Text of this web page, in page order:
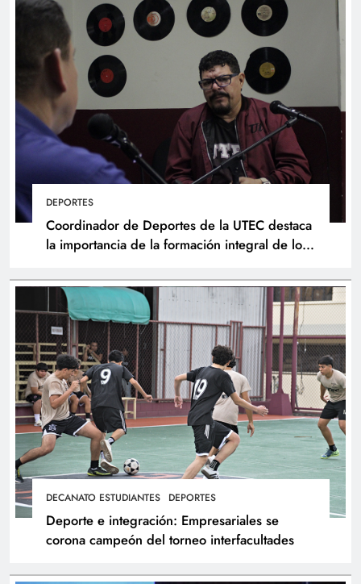
DEPORTES
Coordinador de Deportes de la UTEC destaca
la importancia de la formación integral de los
DECANATO ESTUDIANTES DEPORTES
Deporte e integración: Empresariales se
corona campeón del torneo interfacultades